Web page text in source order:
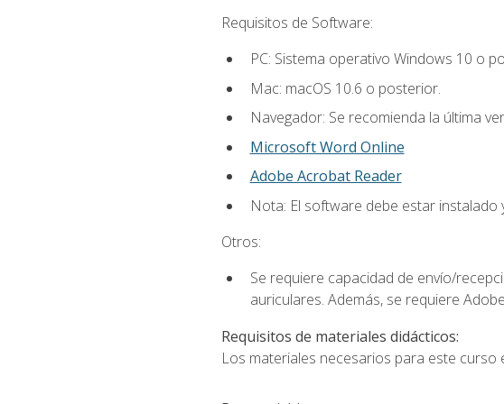
Requisitos de Software:
PC: Sistema operativo Windows 10 o
Mac: macOS 10.6 o posterior.
Navegador: Se recomienda la última
Microsoft Word Online
Adobe Acrobat Reader
Nota: El software debe estar
Otros:
Se requiere capacidad de envío/
auriculares. Además, se requiere
Requisitos de materiales didácticos:
Los materiales necesarios para este curso